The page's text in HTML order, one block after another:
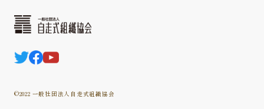
©2022 一般社団法人自走式組織協会